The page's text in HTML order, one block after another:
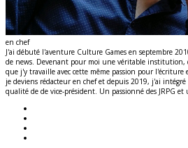
en chef
J'ai débuté l'aventure Culture Games en septembre
de news. Devenant pour moi une véritable institution,
que j'y travaille avec cette même passion pour
je deviens rédacteur en chef et depuis 2019, j'ai intégré
qualité de de vice-président. Un passionné des JRPG